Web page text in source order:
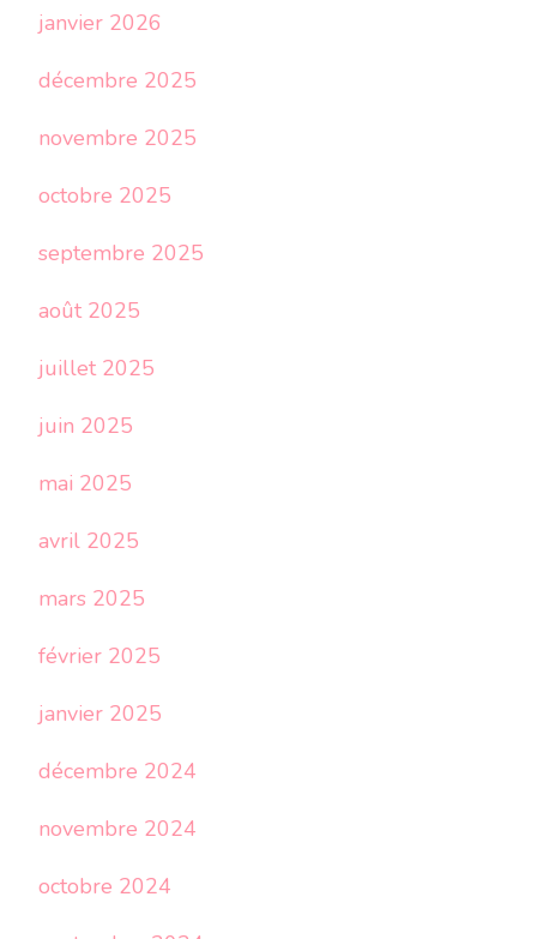
janvier 2026
décembre 2025
novembre 2025
octobre 2025
septembre 2025
août 2025
juillet 2025
juin 2025
mai 2025
avril 2025
mars 2025
février 2025
janvier 2025
décembre 2024
novembre 2024
octobre 2024